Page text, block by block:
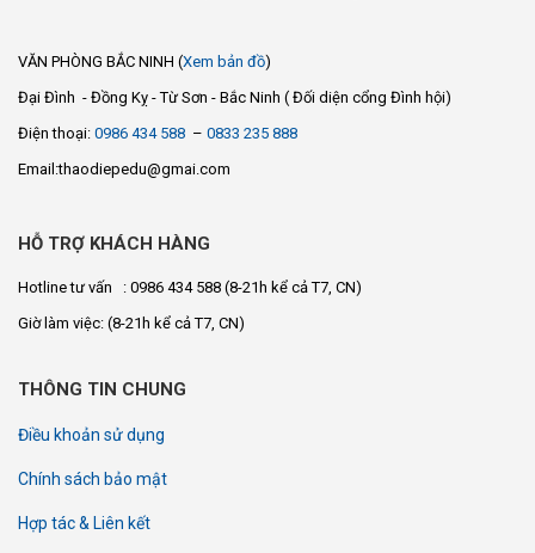
VĂN PHÒNG BẮC NINH (Xem bản đồ)
Đại Đình - Đồng Kỵ - Từ Sơn - Bắc Ninh ( Đối diện cổng Đình hội)
Điện thoại: 0986 434 588 – 0833 235 888
Email:thaodiepedu@gmai.com
HỖ TRỢ KHÁCH HÀNG
Hotline tư vấn : 0986 434 588 (8-21h kể cả T7, CN)
Giờ làm việc: (8-21h kể cả T7, CN)
THÔNG TIN CHUNG
Điều khoản sử dụng
Chính sách bảo mật
Hợp tác & Liên kết